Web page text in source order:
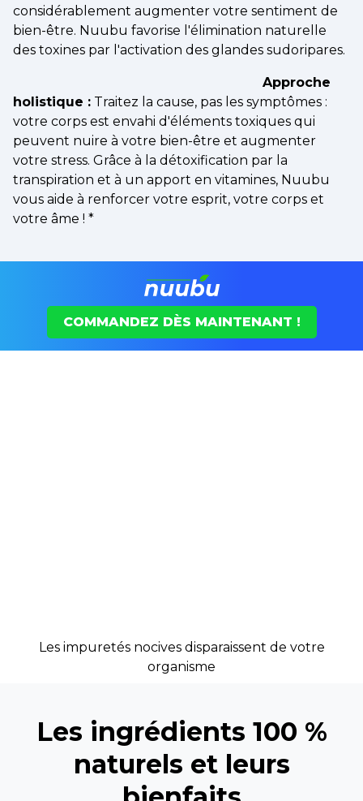
considérablement augmenter votre sentiment de
bien-être. Nuubu favorise l'élimination naturelle
des toxines par l'activation des glandes sudoripares.
Approche
holistique : Traitez la cause, pas les symptômes :
votre corps est envahi d'éléments toxiques qui
peuvent nuire à votre bien-être et augmenter
votre stress. Grâce à la détoxification par la
transpiration et à un apport en vitamines, Nuubu
vous aide à renforcer votre esprit, votre corps et
votre âme ! *
COMMANDEZ DÈS MAINTENANT !
Les impuretés nocives disparaissent de votre
organisme
Les ingrédients 100 %
naturels et leurs